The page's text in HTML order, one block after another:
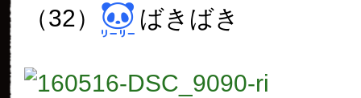
（32） ばきばき